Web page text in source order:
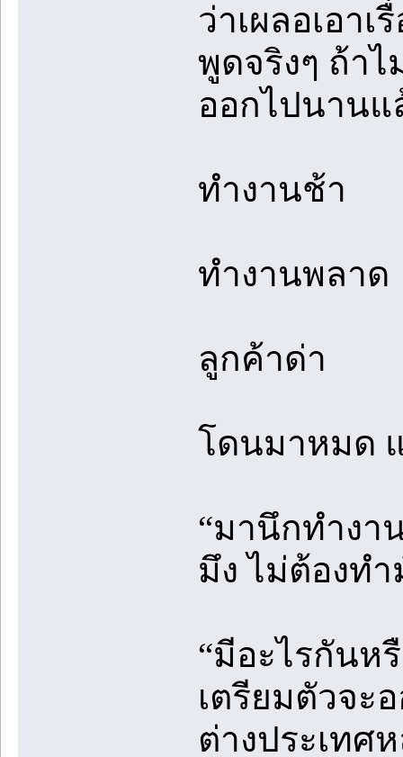
ว่าเผลอเอา
พูดจริงๆ ถ้า
ออกไปนานแ
ทำงานช้า
ทำงานพลาด
ลูกค้าด่า
โดนมาหมด
“มานึกทำงา
มึง ไม่ต้องท
“มีอะไรกันห
เตรียมตัวจะ
ต่างประเทศ